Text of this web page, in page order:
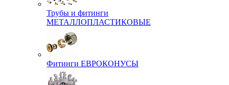
Трубы и фитинги
МЕТАЛЛОПЛАСТИКОВЫЕ
Фитинги ЕВРОКОНУСЫ